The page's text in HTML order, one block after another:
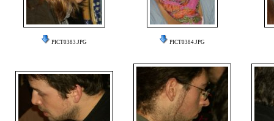
PICT0383.JPG PICT0384.JPG